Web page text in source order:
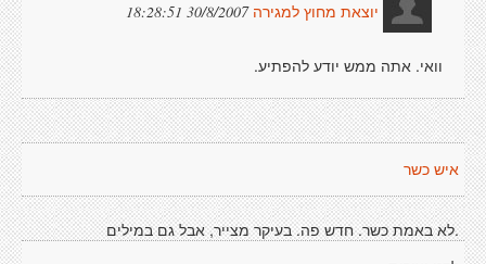
יוצאת מחוץ למגירה 30/8/2007 18:28:51
וואי. אתה ממש יודע להפתיע.
איש כשר
.לא באמת כשר. חדש פה. בעיקר מצייר, אבל גם במילים